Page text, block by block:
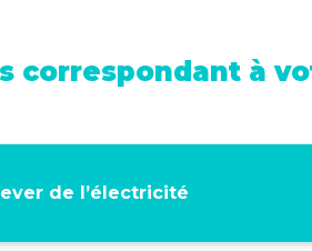
correspondant à
de l’électricité